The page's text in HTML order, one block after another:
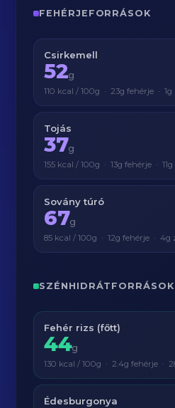
FEHÉRJEFORRÁSOK
Csirkemell
52g
110 kcal / 100g · 23g fehérje · 1g
Tojás
37g
155 kcal / 100g · 13g fehérje ·
Sovány túró
67g
85 kcal / 100g · 12g fehérje · 4g
SZÉNHIDRÁTFORRÁSOK
Fehér rizs (főtt)
44g
130 kcal / 100g · 2.4g fehérje ·
Édesburgonya